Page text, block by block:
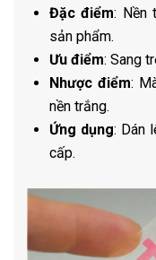
Đặc điểm: Nền
sản phẩm.
Ưu điểm: Sang
Nhược điểm:
nền trắng.
Ứng dụng: Dán
cấp.